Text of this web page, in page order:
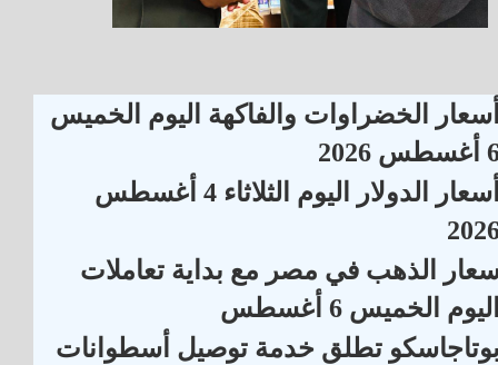
الخضراوات والفاكهة اليوم الخميس
2026
أسعار الدولار اليوم الثلاثاء 4 أغسطس
الذهب في مصر مع بداية تعاملات
الخميس 6 أغسطس
تطلق خدمة توصيل أسطوانات